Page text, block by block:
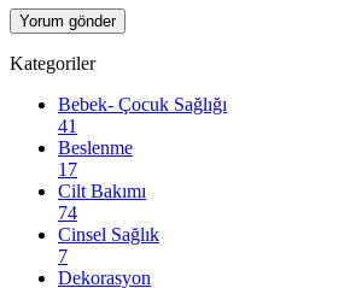
Kategoriler
Bebek- Çocuk Sağlığı
41
Beslenme
17
Cilt Bakımı
74
Cinsel Sağlık
7
Dekorasyon